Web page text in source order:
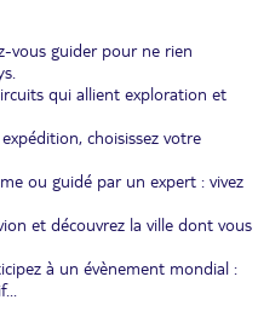
vous guider pour ne rien
qui allient exploration et
choisissez votre
ou guidé par un expert : vivez
et découvrez la ville dont vous
à un évènement mondial :